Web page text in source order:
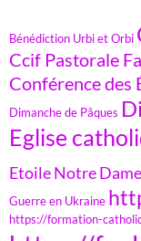
Bénédiction Urbi et Orbi
Ccif Pastorale
Conférence des
Dimanche de Pâques
Eglise
Etoile Notre Dame
Guerre en Ukraine
https://formation-